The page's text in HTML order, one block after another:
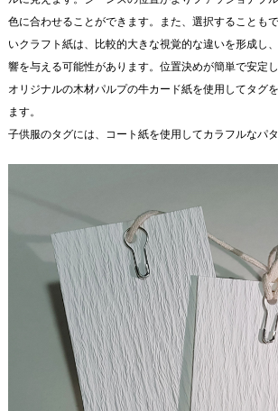
色に合わせることができます。また、選択することも
いクラフト紙は、比較的大きな視覚的な違いを形成し
響を与える可能性があります。位置決めが簡単で安定
オリジナルの木材パルプの牛カード紙を使用してタグ
ます。
子供服のタグには、コート紙を使用してカラフルなパ